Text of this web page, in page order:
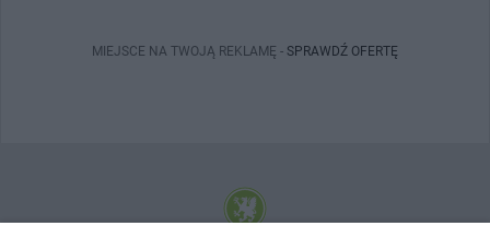
MIEJSCE NA TWOJĄ REKLAMĘ - SPRAWDŹ OFERTĘ